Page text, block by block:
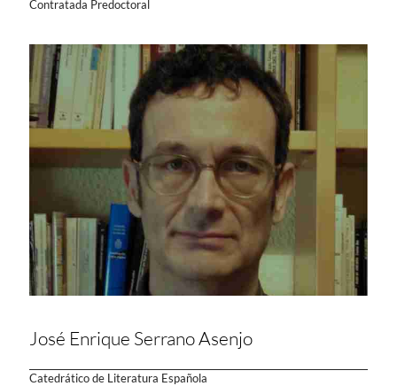
Contratada Predoctoral
José Enrique Serrano Asenjo
Catedrático de Literatura Española